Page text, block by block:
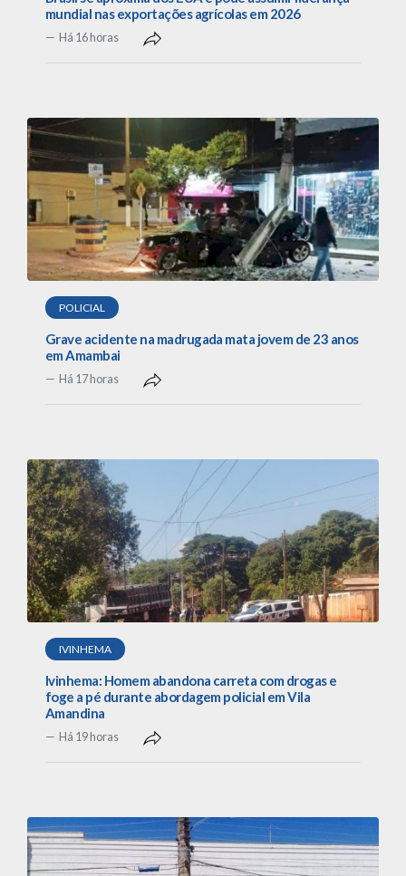
mundial nas exportações agrícolas em 2026
Há 16 horas
POLICIAL
Grave acidente na madrugada mata jovem de 23 anos
em Amambai
Há 17 horas
IVINHEMA
Ivinhema: Homem abandona carreta com drogas e
foge a pé durante abordagem policial em Vila
Amandina
Há 19 horas